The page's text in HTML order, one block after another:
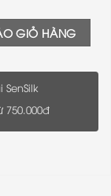
Đào SenSilk - Quà
GIỎ HÀNG